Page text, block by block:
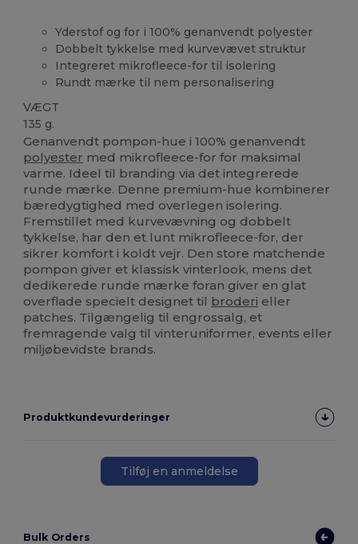
Yderstof og for i 100% genanvendt polyester
Dobbelt tykkelse med kurvevævet struktur
Integreret mikrofleece-for til isolering
Rundt mærke til nem personalisering
VÆGT
135 g.
Genanvendt pompon-hue i 100% genanvendt
polyester med mikrofleece-for for maksimal
varme. Ideel til branding via det integrerede
runde mærke. Denne premium-hue kombinerer
bæredygtighed med overlegen isolering.
Fremstillet med kurvevævning og dobbelt
tykkelse, har den et lunt mikrofleece-for, der
sikrer komfort i koldt vejr. Den store matchende
pompon giver et klassisk vinterlook, mens det
dedikerede runde mærke foran giver en glat
overflade specielt designet til broderi eller
patches. Tilgængelig til engrossalg, et
fremragende valg til vinteruniformer, events eller
miljøbevidste brands.
Produktkundevurderinger
Tilføj en anmeldelse
Bulk Orders